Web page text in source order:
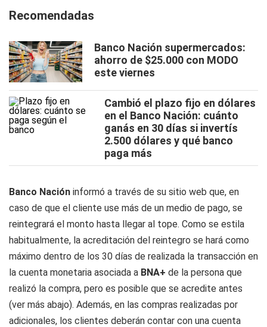
Recomendadas
Banco Nación supermercados:
ahorro de $25.000 con MODO
este viernes
Cambió el plazo fijo en dólares
en el Banco Nación: cuánto
ganás en 30 días si invertís
2.500 dólares y qué banco
paga más
Banco Nación informó a través de su sitio web que, en
caso de que el cliente use más de un medio de pago, se
reintegrará el monto hasta llegar al tope. Como se estila
habitualmente, la acreditación del reintegro se hará como
máximo dentro de los 30 días de realizada la transacción en
la cuenta monetaria asociada a BNA+ de la persona que
realizó la compra, pero es posible que se acredite antes
(ver más abajo). Además, en las compras realizadas por
adicionales, los clientes deberán contar con una cuenta